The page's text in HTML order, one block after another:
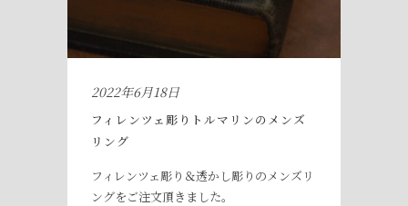
2022年6月18日
フィレンツェ彫りトルマリンのメンズ
リング
フィレンツェ彫り＆透かし彫りのメンズリ
ングをご注文頂きました。